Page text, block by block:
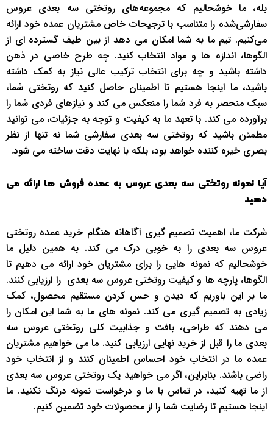
بله، ما خوشحالیم که مجموعه‌های روتختی سه بعدی عروس
سفارشی‌شده را متناسب با ترجیحات خاص مشتریان عمده خود ارائه
می‌کنیم. تیم ما به شما امکان می دهد از بین طیف گسترده ای از
الگوها، اندازه ها و مواد انتخاب کنید. چه طرح خاصی در ذهن
داشته باشید و چه برای انتخاب ترکیب عالی نیاز به کمک داشته
باشید، ما اینجا هستیم تا اطمینان حاصل کنید که روتختی شما،
سبک منحصر به فرد شما را منعکس می کند و نیازهای فردی شما را
برآورده می کند. با تعهد ما به کیفیت و توجه به جزئیات، می توانید
مطمئن باشید که روتختی سه بعدی سفارشی شما نه تنها از نظر
بصری خیره کننده خواهد بود، بلکه با نهایت دقت ساخته می شود.
آیا نمونه روتختی سه بعدی عروس به عمده فروش ها ارائه می
دهید
شرکت ما، اهمیت تصمیم گیری آگاهانه هنگام خرید عمده روتختی
عروس سه بعدی را به خوبی درک می کند. به همین دلیل ما
خوشحالیم که نمونه هایی را برای مشتریان خود ارائه می دهیم تا
الگوها، پارچه ها و کیفیت روتختی عروس سه بعدی را ارزیابی کنند.
ما بر این باوریم که دیدن و حس کردن مستقیم محصول، کمک
زیادی به تصمیم گیری می کند. نمونه های ما به شما این امکان را
می دهند که طراحی، بافت و جذابیت کلی روتختی عروس سه
بعدی ما را قبل از خرید نهایی ارزیابی کنید. ما می خواهیم مشتریان
عمده ما در انتخاب خود احساس اطمینان کنند و از انتخاب خود
راضی باشند. بنابراین، اگر می خواهید یک روتختی عروس سه بعدی
از ما تهیه کنید، در تماس با ما و درخواست نمونه درنگ نکنید. ما
اینجا هستیم تا رضایت شما را از محصولات خود تضمین کنیم.